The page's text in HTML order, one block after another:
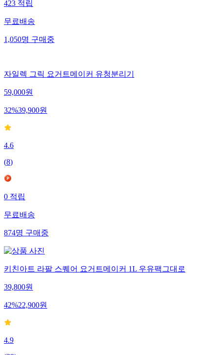
423적립
무료배송
1,050명구매중
자일렉 그릭 요거트메이커 유청분리기
59,000원
32%39,900원
4.6
(8)
0적립
무료배송
874명구매중
키친아트 라팔 스퀘어 요거트메이커 1L 우유팩그대로
39,800원
42%22,900원
4.9